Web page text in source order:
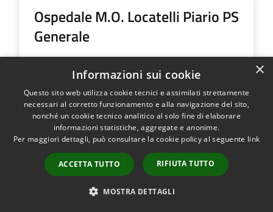
Ospedale M.O. Locatelli Piario PS
Generale
Indirizzo
Via Groppino, 22
Ospedale M.O. Locatelli Piario PS Generale...
LEGGI DI PIÙ
Ospedale SS Trinità Romano L.
×
Informazioni sui cookie
Questo sito web utilizza cookie tecnici e assimilati strettamente
necessari al corretto funzionamento e alla navigazione del sito,
nonché un cookie tecnico analitico al solo fine di elaborare
informazioni statistiche, aggregate e anonime.
Per maggiori dettagli, può consultare la cookie policy al seguente link
ACCETTA TUTTO RIFIUTA TUTTO
MOSTRA DETTAGLI